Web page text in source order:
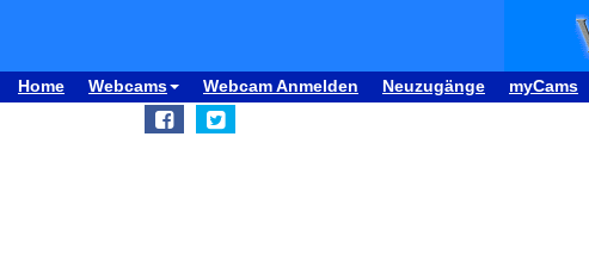
Home Webcams Webcam Anmelden Neuzugänge myCams